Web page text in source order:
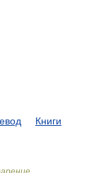
Книги